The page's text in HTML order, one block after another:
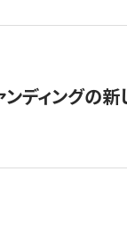
ディングの新